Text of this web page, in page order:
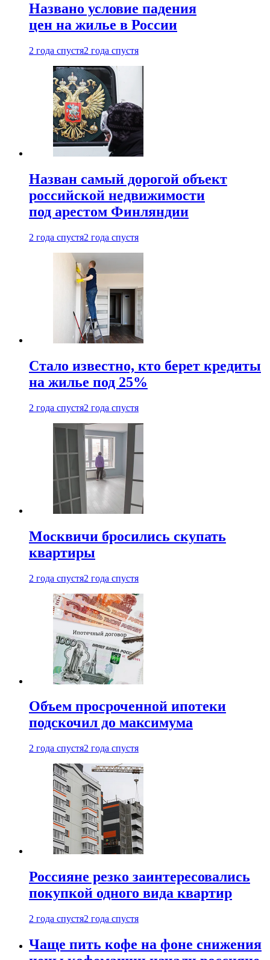
Названо условие падения
цен на жилье в России
2 года спустя2 года спустя
Назван самый дорогой объект
российской недвижимости
под арестом Финляндии
2 года спустя2 года спустя
Стало известно, кто берет кредиты
на жилье под 25%
2 года спустя2 года спустя
Москвичи бросились скупать
квартиры
2 года спустя2 года спустя
Объем просроченной ипотеки
подскочил до максимума
2 года спустя2 года спустя
Россияне резко заинтересовались
покупкой одного вида квартир
2 года спустя2 года спустя
Чаще пить кофе на фоне снижения